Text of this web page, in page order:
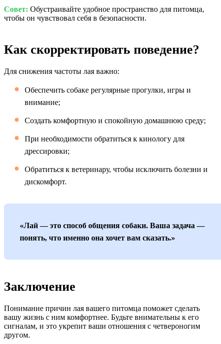
Совет: Обустраивайте удобное пространство для питомца,
чтобы он чувствовал себя в безопасности.
Как скорректировать поведение?
Для снижения частоты лая важно:
Обеспечить собаке регулярные прогулки, игры и
внимание;
Создать комфортную и спокойную домашнюю среду;
При необходимости обратиться к кинологу для
дрессировки;
Обратиться к ветеринару, чтобы исключить болезни и
дискомфорт.
«Лай — это способ общения собаки. Ваша задача —
понять, что именно она хочет вам сказать.»
Заключение
Понимание причин лая вашего питомца поможет сделать
вашу жизнь с ним комфортнее. Будьте внимательны к его
сигналам, и это укрепит ваши отношения с четвероногим
другом.